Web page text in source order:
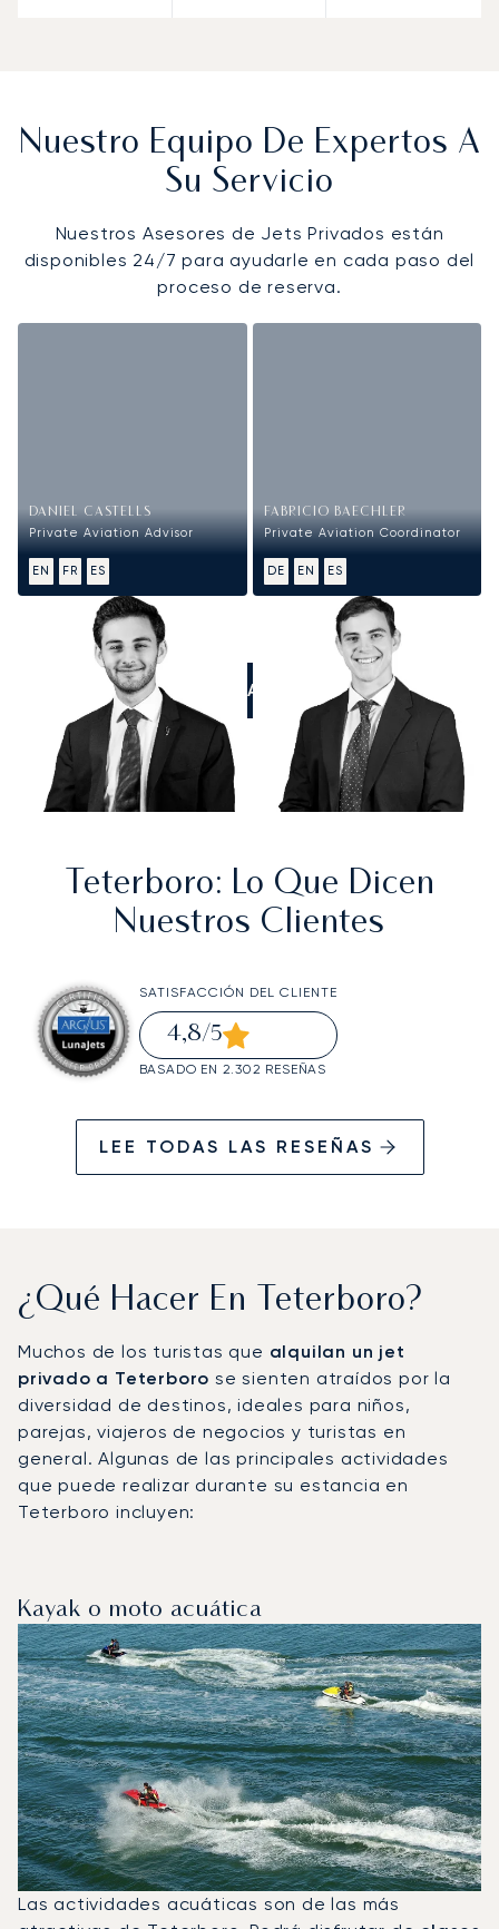
Nuestro Equipo De Expertos A
Su Servicio
Nuestros Asesores de Jets Privados están
disponibles 24/7 para ayudarle en cada paso del
proceso de reserva.
DANIEL CASTELLS
Private Aviation Advisor
EN FR ES
FABRICIO BAECHLER
Private Aviation Coordinator
DE EN ES
LLÁMANOS
Teterboro: Lo Que Dicen
Nuestros Clientes
SATISFACCIÓN DEL CLIENTE
4,8/5
BASADO EN 2.302 RESEÑAS
LEE TODAS LAS RESEÑAS
¿Qué Hacer En Teterboro?
Muchos de los turistas que alquilan un jet
privado a Teterborose sienten atraídos por la
diversidad de destinos, ideales para niños,
parejas, viajeros de negocios y turistas en
general. Algunas de las principales actividades
que puede realizar durante su estancia en
Teterboro incluyen:
Kayak o moto acuática
Las actividades acuáticas son de las más